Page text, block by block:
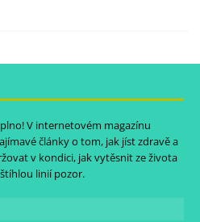
V internetovém magazínu
články o tom, jak jíst zdravě a
v kondici, jak vytěsnit ze života
linií pozor.